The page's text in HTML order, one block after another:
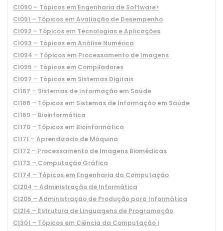
CI090 – Tópicos em Engenharia de Software>
CI091 – Tópicos em Avaliação de Desempenho
CI092 – Tópicos em Tecnologias e Aplicações
CI093 – Tópicos em Análise Numérica
CI094 – Tópicos em Processamento de Imagens
CI095 – Tópicos em Compiladores
CI097 – Tópicos em Sistemas Digitais
CI167 – Sistemas de Informação em Saúde
CI168 – Tópicos em Sistemas de Informação em Saúde
CI169 – Bioinformática
CI170 – Tópicos em Bioinformática
CI171 – Aprendizado de Máquina
CI172 – Processamento de Imagens Biomédicas
CI173 – Computação Gráfica
CI174 – Tópicos em Engenharia da Computação
CI204 – Administração de Informática
CI205 – Administração de Produção para Informática
CI214 – Estrutura de Linguagens de Programação
CI301 – Tópicos em Ciência da Computação I